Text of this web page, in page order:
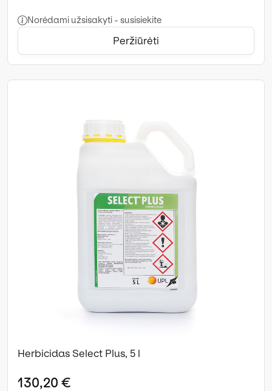
Norėdami užsisakyti - susisiekite
Peržiūrėti
Herbicidas Select Plus, 5 l
130,20 €